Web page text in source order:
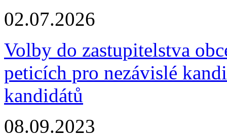
02.07.2026
Volby do zastupitelstva
peticích pro nezávislé
kandidátů
08.09.2023